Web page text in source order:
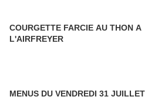
COURGETTE FARCIE AU THON A
L'AIRFREYER
MENUS DU VENDREDI 31 JUILLET